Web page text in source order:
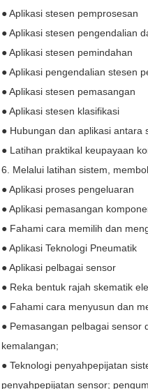
● Aplikasi stesen pemprosesan
● Aplikasi stesen pengendalian
● Aplikasi stesen pemindahan
● Aplikasi pengendalian stesen
● Aplikasi stesen pemasangan
● Aplikasi stesen klasifikasi
● Hubungan dan aplikasi antara
● Latihan praktikal keupayaan
6. Melalui latihan sistem,
● Aplikasi proses pengeluaran
● Aplikasi pemasangan
● Fahami cara memilih dan
● Aplikasi Teknologi Pneumatik
● Aplikasi pelbagai sensor
● Reka bentuk rajah skematik
● Fahami cara menyusun dan
● Pemasangan pelbagai sensor
kemalangan;
● Teknologi penyahpepijatan
penyahpepijatan sensor;